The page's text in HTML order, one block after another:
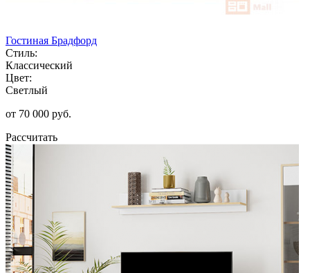
Гостиная Брадфорд
Стиль:
Классический
Цвет:
Светлый
от 70 000 руб.
Рассчитать